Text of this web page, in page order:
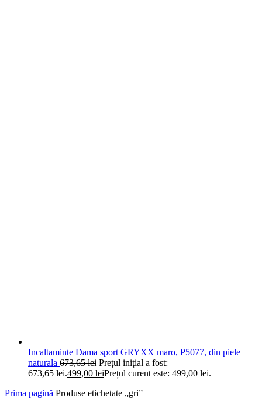
Incaltaminte Dama sport GRYXX maro, P5077, din piele
naturala 673,65lei Prețul inițial a fost:
673,65 lei.499,00 leiPrețul curent este: 499,00 lei.
Prima pagină Produse etichetate „gri”